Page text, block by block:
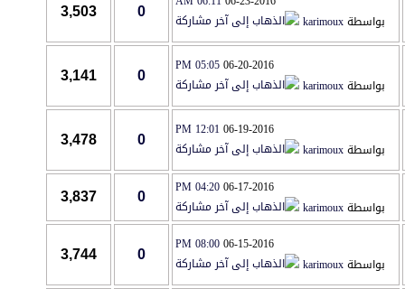
بواسطةkarimoux
0
3,503
06-20-2016
05:05 PM
بواسطةkarimoux
0
3,141
06-19-2016
12:01 PM
بواسطةkarimoux
0
3,478
06-17-2016
04:20 PM
بواسطةkarimoux
0
3,837
06-15-2016
08:00 PM
بواسطةkarimoux
0
3,744